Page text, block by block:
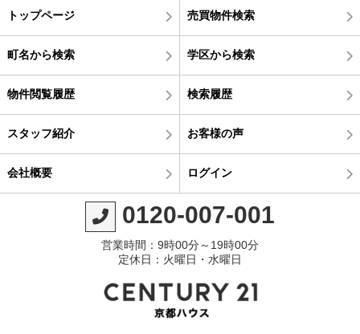
トップページ 売買物件検索
町名から検索 学区から検索
物件閲覧履歴 検索履歴
スタッフ紹介 お客様の声
会社概要 ログイン
0120-007-001
営業時間：9時00分～19時00分
定休日：火曜日・水曜日